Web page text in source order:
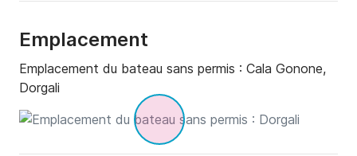
Emplacement
Emplacement du bateau sans permis : Cala Gonone,
Dorgali